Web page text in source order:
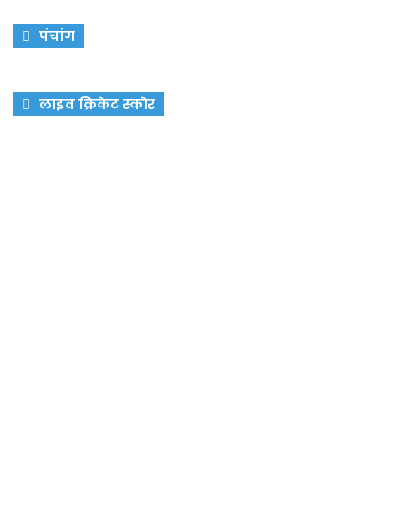
पंचांग
लाइव क्रिकेट स्कोर